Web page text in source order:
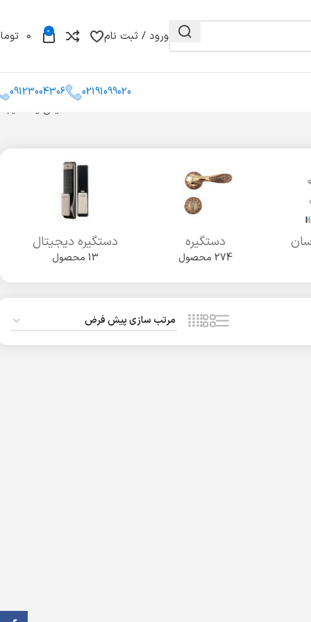
ورود / ثبت نام 0
0
02191099020
09123004306
نمایش یک نتیجه
دستگیره
274 محصول
دستگیره دیجیتال
13 محصول